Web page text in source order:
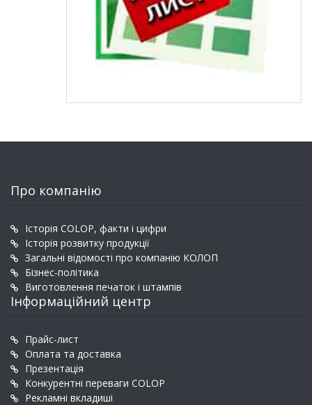
Про компанію
Історія COLOP, факти і цифри
Історія розвитку продукції
Загальні відомості про компанію КОЛОП
Бізнес-політика
Виготовлення печаток і штампів
Інформаційний центр
Прайс-лист
Оплата та доставка
Презентація
Конкурентні переваги COLOP
Рекламні вкладиші